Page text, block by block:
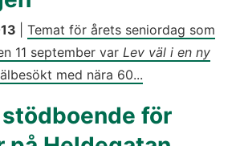
Temat för årets seniordag som
11 september var Lev väl i en ny
med nära 60...
för